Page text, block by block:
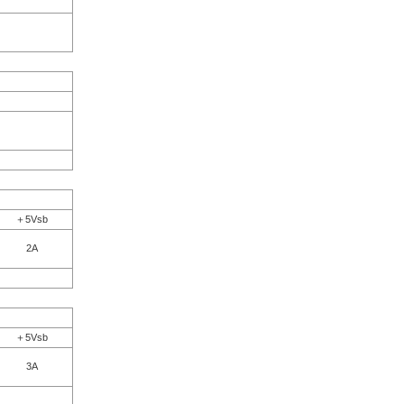
＋5Vsb
2A
＋5Vsb
3A